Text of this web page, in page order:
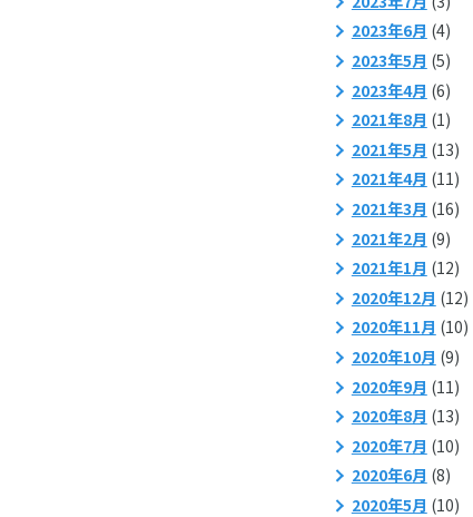
2023年6月 (4)
2023年5月 (5)
2023年4月 (6)
2021年8月 (1)
2021年5月 (13)
2021年4月 (11)
2021年3月 (16)
2021年2月 (9)
2021年1月 (12)
2020年12月 (12)
2020年11月 (10)
2020年10月 (9)
2020年9月 (11)
2020年8月 (13)
2020年7月 (10)
2020年6月 (8)
2020年5月 (10)